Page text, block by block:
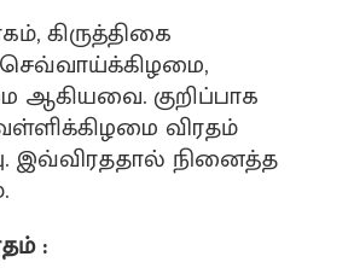
கிருத்திகை
ஆகியவை. குறிப்பாக
விரதம்
இவ்விரததால் நினைத்த
: